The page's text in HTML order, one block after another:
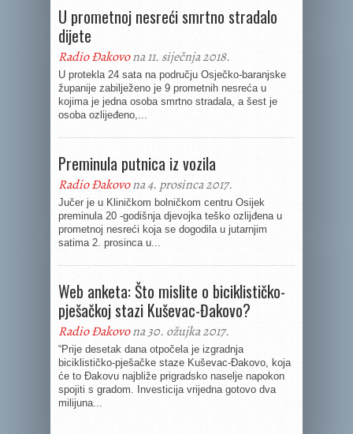
U prometnoj nesreći smrtno stradalo
dijete
Radio Đakovona 11. siječnja 2018.
U protekla 24 sata na području Osječko-baranjske
županije zabilježeno je 9 prometnih nesreća u
kojima je jedna osoba smrtno stradala, a šest je
osoba ozlijeđeno,...
Preminula putnica iz vozila
Radio Đakovona 4. prosinca 2017.
Jučer je u Kliničkom bolničkom centru Osijek
preminula 20 -godišnja djevojka teško ozlijđena u
prometnoj nesreći koja se dogodila u jutarnjim
satima 2. prosinca u...
Web anketa: Što mislite o biciklističko-
pješačkoj stazi Kuševac-Đakovo?
Radio Đakovona 30. ožujka 2017.
“Prije desetak dana otpočela je izgradnja
biciklističko-pješačke staze Kuševac-Đakovo, koja
će to Đakovu najbliže prigradsko naselje napokon
spojiti s gradom. Investicija vrijedna gotovo dva
milijuna...